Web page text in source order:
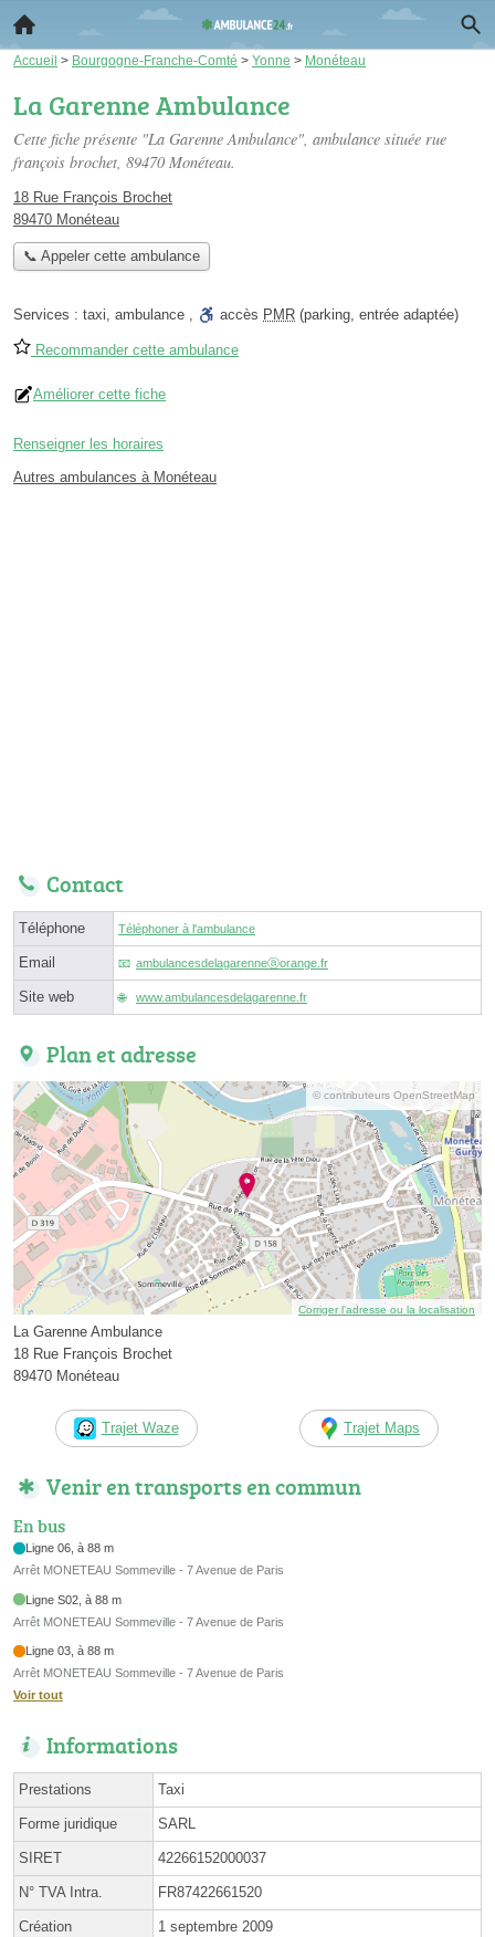
Accueil > Bourgogne-Franche-Comté > Yonne > Monéteau
La Garenne Ambulance
Cette fiche présente "La Garenne Ambulance", ambulance située rue
françois brochet, 89470 Monéteau.
18 Rue François Brochet
89470 Monéteau
📞 Appeler cette ambulance
Services : taxi, ambulance , accès PMR (parking, entrée adaptée)
Recommander cette ambulance
Améliorer cette fiche
Renseigner les horaires
Autres ambulances à Monéteau
Contact
Téléphone Téléphoner à l'ambulance
Email ambulancesdelagarenneⓐorange.fr
Site web www.ambulancesdelagarenne.fr
Plan et adresse
© contributeurs OpenStreetMap
Corriger l’adresse ou la localisation
La Garenne Ambulance
18 Rue François Brochet
89470 Monéteau
Trajet Waze Trajet Maps
Venir en transports en commun
En bus
Ligne 06, à 88 m
Arrêt MONETEAU Sommeville - 7 Avenue de Paris
Ligne S02, à 88 m
Arrêt MONETEAU Sommeville - 7 Avenue de Paris
Ligne 03, à 88 m
Arrêt MONETEAU Sommeville - 7 Avenue de Paris
Voir tout
Informations
Prestations Taxi
Forme juridique SARL
SIRET 42266152000037
N° TVA Intra. FR87422661520
Création 1 septembre 2009